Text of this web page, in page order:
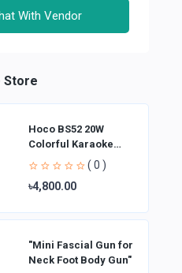
With Vendor
Store
Hoco BS52 20W
Colorful Karaoke
Bluetooth Speaker
( 0 )
৳4,800.00
"Mini Fascial Gun for
Neck Foot Body Gun"